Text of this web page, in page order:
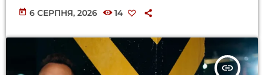
today 6 СЕРПНЯ, 2026 14
insert_link